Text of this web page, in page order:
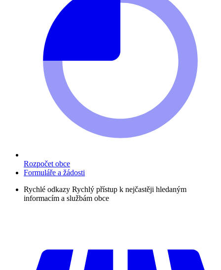
Rozpočet obce
Formuláře a žádosti
Rychlé odkazy Rychlý přístup k nejčastěji hledaným
informacím a službám obce